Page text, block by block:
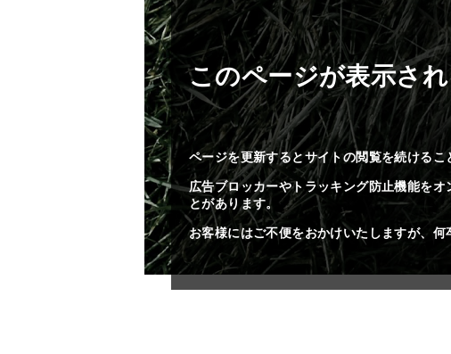
このページが表示さ
ページを更新するとサイトの閲覧を続けるこ
広告ブロッカーやトラッキング防止機能を
とがあります。
お客様にはご不便をおかけいたしますが、何